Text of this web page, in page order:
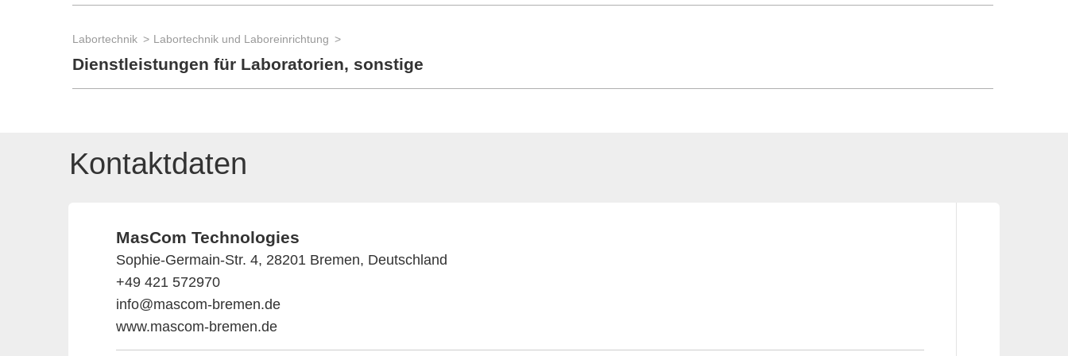
Labortechnik Labortechnik und Laboreinrichtung
Dienstleistungen für Laboratorien, sonstige
Kontaktdaten
MasCom Technologies
Sophie-Germain-Str. 4, 28201 Bremen, Deutschland
+49 421 572970
info@mascom-bremen.de
www.mascom-bremen.de